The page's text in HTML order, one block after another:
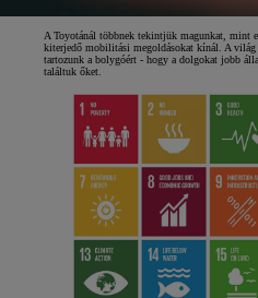
A Toyotánál többnek tekintjük magunkat, mint
kiterjedő mobilitási megoldásokat kínál. A világ
tartozunk a bolygóért - hogy a dolgokat jobb
találtuk őket.